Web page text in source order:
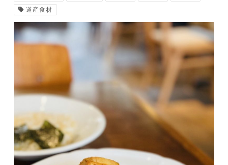
道産食材